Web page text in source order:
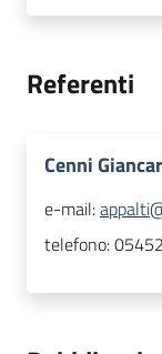
Referenti
Cenni
e-mail:
telefono: